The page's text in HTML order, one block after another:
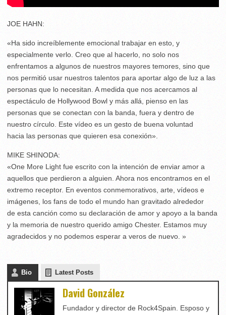
JOE HAHN:
«Ha sido increíblemente emocional trabajar en esto, y
especialmente verlo. Creo que al hacerlo, no solo nos
enfrentamos a algunos de nuestros mayores temores, sino que
nos permitió usar nuestros talentos para aportar algo de luz a las
personas que lo necesitan. A medida que nos acercamos al
espectáculo de Hollywood Bowl y más allá, pienso en las
personas que se conectan con la banda, fuera y dentro de
nuestro círculo. Este vídeo es un gesto de buena voluntad
hacia las personas que quieren esa conexión».
MIKE SHINODA:
«One More Light fue escrito con la intención de enviar amor a
aquellos que perdieron a alguien. Ahora nos encontramos en el
extremo receptor. En eventos conmemorativos, arte, vídeos e
imágenes, los fans de todo el mundo han gravitado alrededor
de esta canción como su declaración de amor y apoyo a la banda
y la memoria de nuestro querido amigo Chester. Estamos muy
agradecidos y no podemos esperar a veros de nuevo. »
Bio Latest Posts
David González
Fundador y director de Rock4Spain. Esposo y